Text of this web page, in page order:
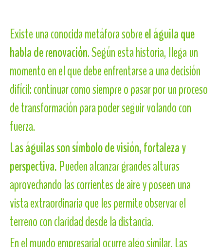
Existe una conocida metáfora sobreel águila que
habla de renovación. Según esta historia, llega un
momento en el que debe enfrentarse a una decisión
difícil: continuar como siempre o pasar por un proceso
de transformación para poder seguir volando con
fuerza.
Las águilas son símbolo de visión, fortaleza y
perspectiva.Pueden alcanzar grandes alturas
aprovechando las corrientes de aire y poseen una
vista extraordinaria que les permite observar el
terreno con claridad desde la distancia.
En el mundo empresarial ocurre algo similar. Las